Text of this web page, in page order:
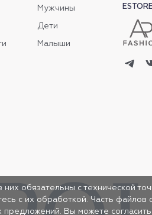
Мужчины
Дети
Малыши
них обязательны с технической
с их обработкой. Часть
Вы можете